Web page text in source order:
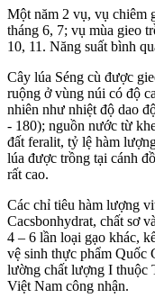
Một năm 2 vụ, vụ chiêm
tháng 6, 7; vụ mùa gieo
10, 11. Năng suất bình
Cây lúa Séng cù được
ruộng ở vùng núi có độ
nhiên như nhiệt độ dao
- 180); nguồn nước từ
đất feralit, tỷ lệ hàm
lúa được trồng tại cánh
rất cao.
Các chỉ tiêu hàm lượng
Cacsbonhydrat, chất sơ
4 – 6 lần loại gạo khác,
vệ sinh thực phẩm Quốc
lường chất lượng I thuộc
Việt Nam công nhận.